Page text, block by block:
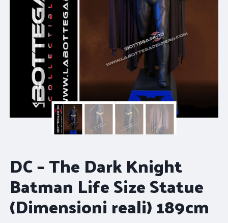
DC – The Dark Knight
Batman Life Size Statue
(Dimensioni reali) 189cm